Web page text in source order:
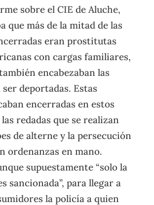
sobre el CIE de Aluche,
que más de la mitad de las
eran prostitutas
con cargas familiares,
encabezaban las
deportadas. Estas
encerradas en estos
redadas que se realizan
de alterne y la persecución
ordenanzas en mano.
supuestamente “solo la
sancionada”, para llegar a
la policía a quien